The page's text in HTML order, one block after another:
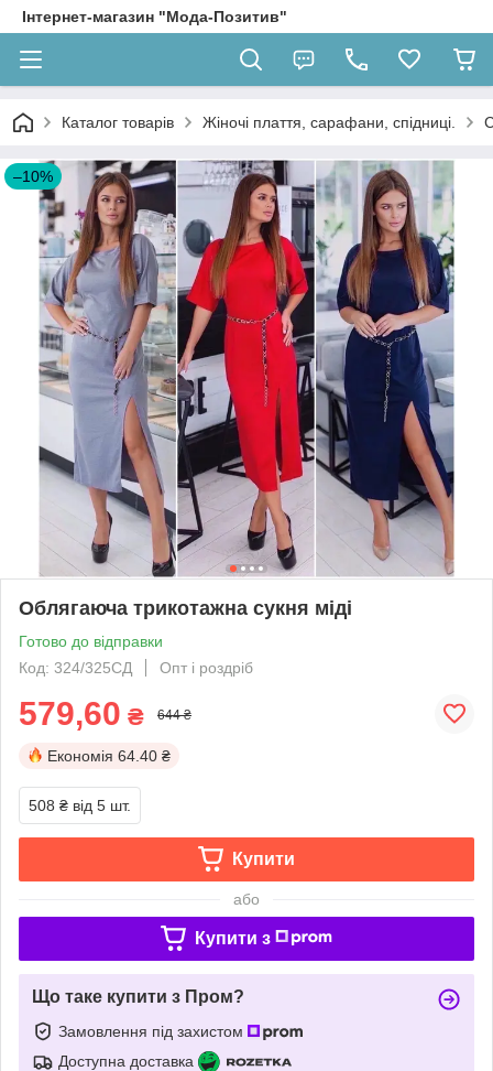
Інтернет-магазин "Мода-Позитив"
Каталог товарів Жіночі плаття, сарафани, спідниці.
–10%
Облягаюча трикотажна сукня міді
Готово до відправки
Код: 324/325СД
Опт і роздріб
579,60 ₴ 644 ₴
Економія 64.40 ₴
508 ₴ від 5 шт.
Купити
або
Купити з
Що таке купити з Пром?
Замовлення під захистом
Доступна доставка